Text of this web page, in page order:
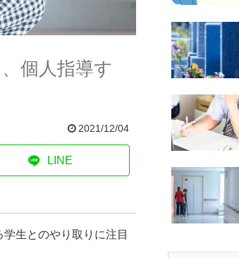
個人指導す
2021/12/04
LINE
生とのやり取りに注目